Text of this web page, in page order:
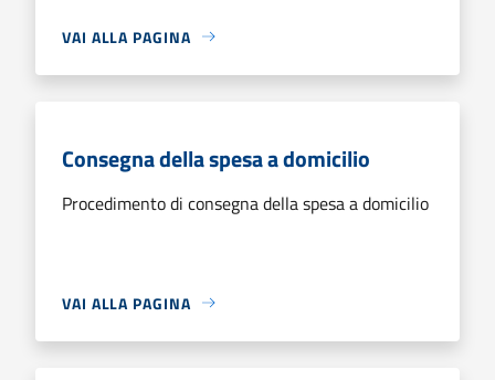
VAI ALLA PAGINA
Consegna della spesa a domicilio
Procedimento di consegna della spesa a domicilio
VAI ALLA PAGINA